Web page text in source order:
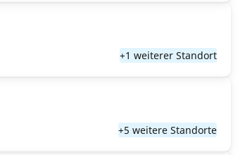
+1 weiterer Standort
+5 weitere Standorte